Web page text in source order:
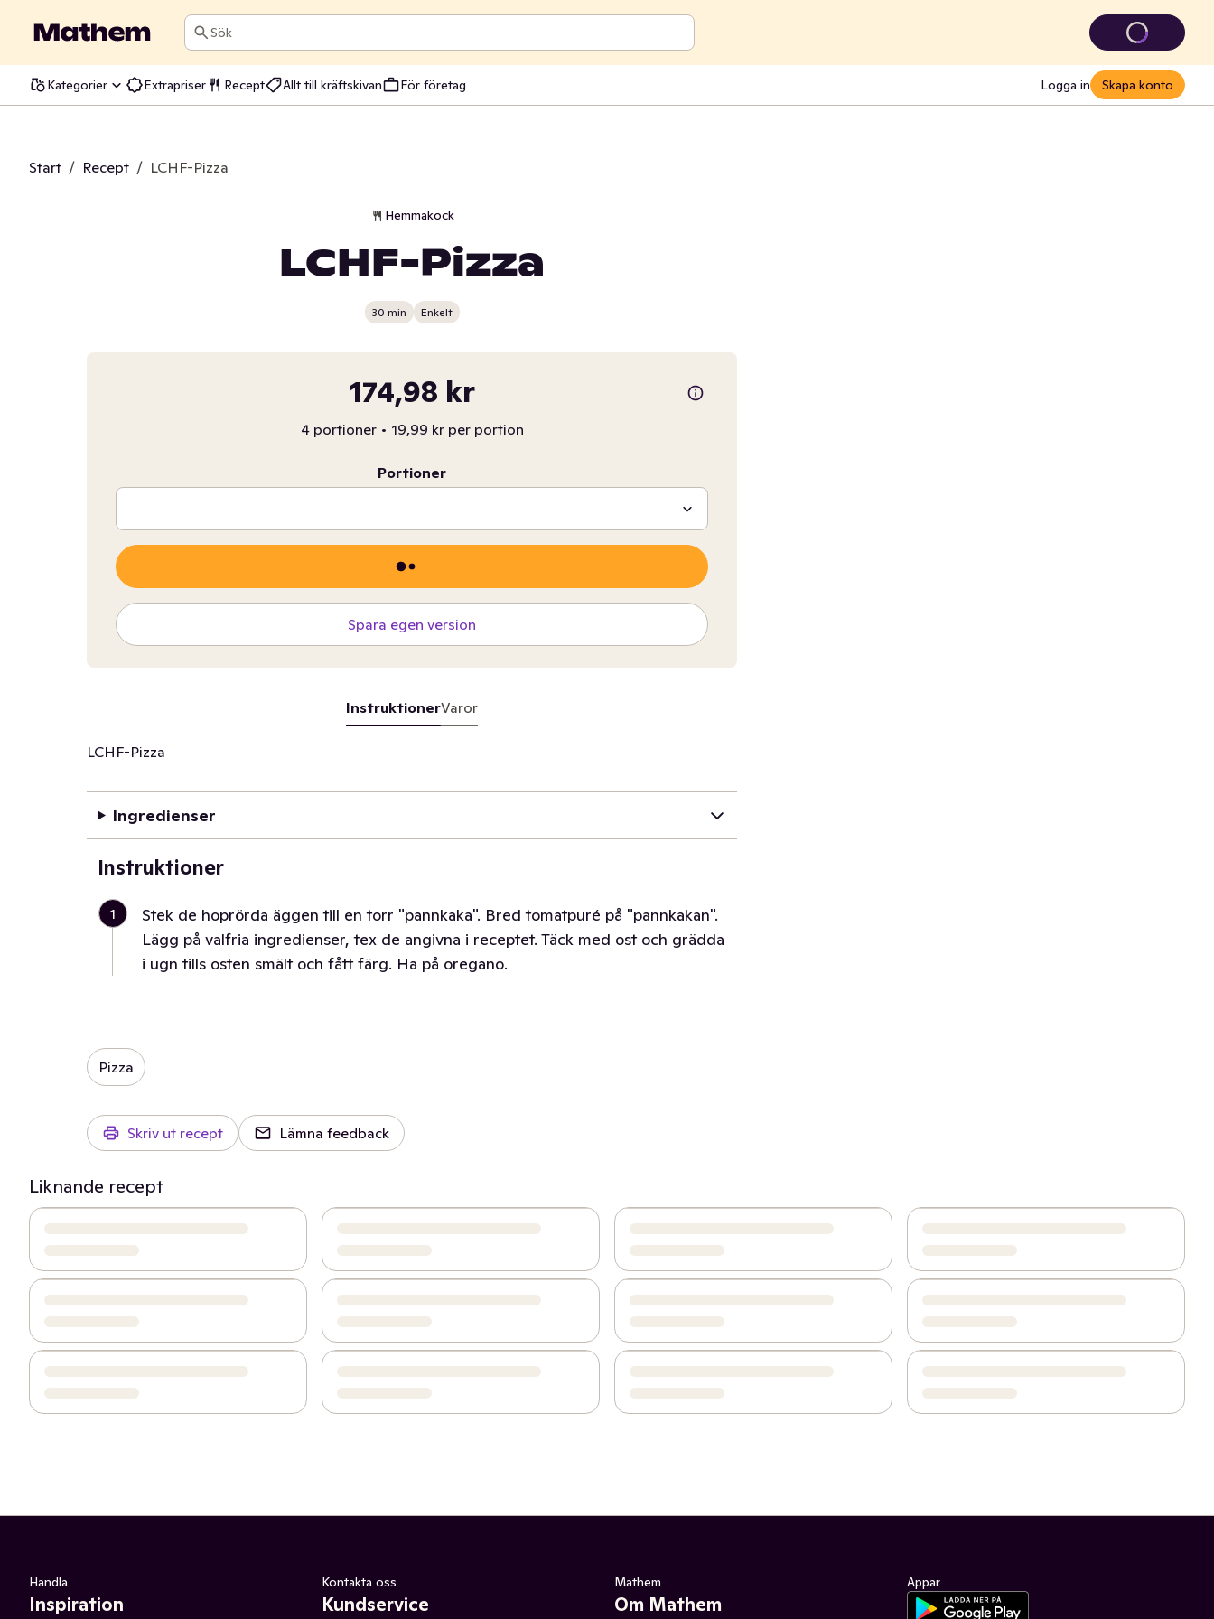
Sök
Kategorier Extrapriser Recept Allt till kräftskivan För företag Logga in Skapa konto
Start / Recept / LCHF-Pizza
Hemmakock
LCHF-Pizza
30 min Enkelt
174,98 kr
4 portioner • 19,99 kr per portion
Portioner
Spara egen version
InstruktionerVaror
LCHF-Pizza
Ingredienser
Instruktioner
1
Stek de hoprörda äggen till en torr "pannkaka". Bred tomatpuré på "pannkakan".
Lägg på valfria ingredienser, tex de angivna i receptet. Täck med ost och grädda
i ugn tills osten smält och fått färg. Ha på oregano.
Pizza
Skriv ut recept Lämna feedback
Liknande recept
Handla
Inspiration
Kontakta oss
Kundservice
Mathem
Om Mathem
Appar